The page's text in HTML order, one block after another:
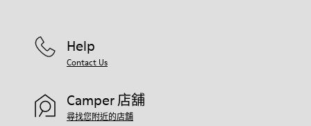
Help
Contact Us
Camper 店舖
尋找您附近的店舖